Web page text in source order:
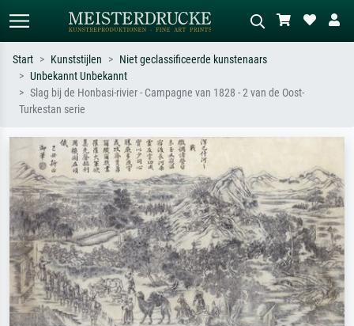
Standaard zoeken AI-beeldzoeker
Zoek op kunstenaar, titel of stijl – bijv.
Hokusai-golf, naakt.
olieverfschilderij, staand naakt naast
Start Kunststijlen
Niet geclassificeerde kunstenaars
Unbekannt Unbekannt
Slag bij de Honbasi-rivier - Campagne van 1828 - 2 van de Oost-
Turkestan serie